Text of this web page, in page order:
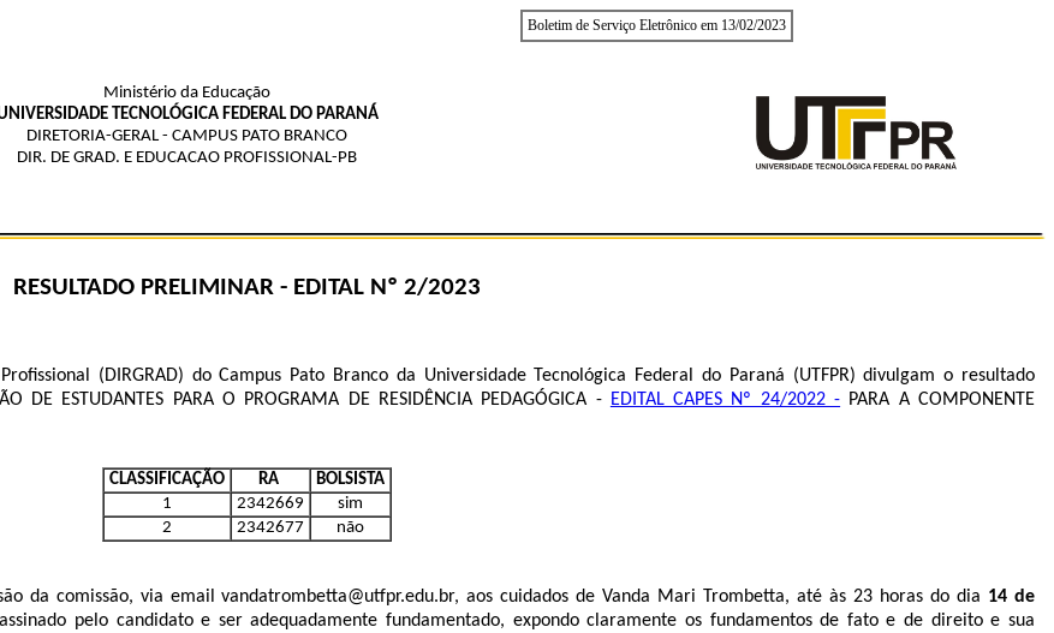
Boletim de Serviço Eletrônico em 13/02/2023
Ministério da Educação
TECNOLÓGICA FEDERAL DO PARANÁ
DIRETORIA-GERAL - CAMPUS PATO BRANCO
DIR. DE GRAD. E EDUCACAO PROFISSIONAL-PB
RESULTADO PRELIMINAR - EDITAL Nº 2/2023
(DIRGRAD) do Campus Pato Branco da Universidade Tecnológica Federal do Paraná (UTFPR) divulgam o resultado
ESTUDANTES PARA O PROGRAMA DE RESIDÊNCIA PEDAGÓGICA - EDITAL CAPES Nº 24/2022 - PARA A COMPONENTE
CLASSIFICAÇÃO RA
BOLSISTA
1
2342669
sim
2
2342677 não
da comissão, via email vandatrombetta@utfpr.edu.br, aos cuidados de Vanda Mari Trombetta, até às 23 horas do dia 14 de
pelo candidato e ser adequadamente fundamentado, expondo claramente os fundamentos de fato e de direito e sua